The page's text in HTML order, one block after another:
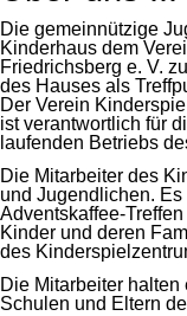
Die gemeinnützige
Kinderhaus dem
Friedrichsberg e. V.
des Hauses als
Der Verein
ist verantwortlich für
laufenden Betriebs
Die Mitarbeiter des
und Jugendlichen.
Adventskaffee-
Kinder und deren
des
Die Mitarbeiter
Schulen und Eltern